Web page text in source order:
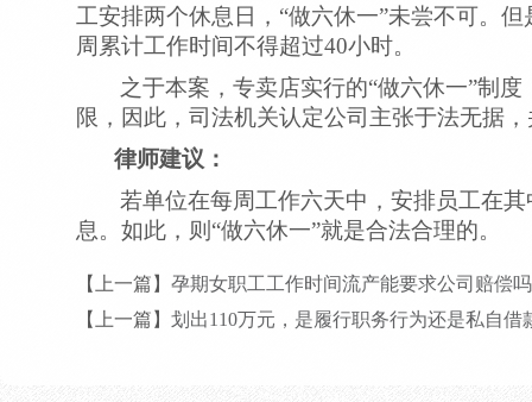
工安排两个休息日，“做六休一”未尝不可。
周累计工作时间不得超过40小时。
之于本案，专卖店实行的“做六休一”制
限，因此，司法机关认定公司主张于法无据
律师建议：
若单位在每周工作六天中，安排员工在
息。如此，则“做六休一”就是合法合理的。
【上一篇】 孕期女职工工作时间流产能要求公司赔偿
【上一篇】 划出110万元，是履行职务行为还是私自借